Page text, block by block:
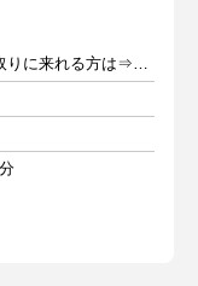
1冊/10円～ ※商品を引取りに来れる方は⇒1冊/12円～